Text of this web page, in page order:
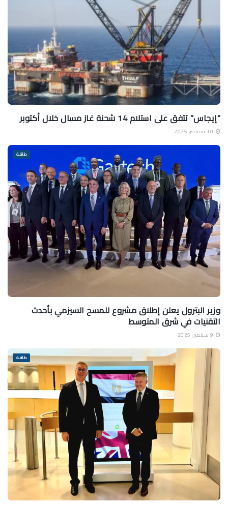
“إيجاس” تتفق على استلام 14 شحنة غاز مسال خلال أكتوبر
طاقة
وزير البترول يعلن إطلاق مشروع للمسح السيزمي بأحدث
التقنيات في شرق المتوسط
طاقة